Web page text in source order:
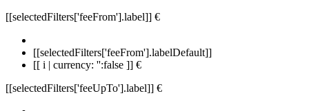
[[selectedFilters['feeFrom'].label]] €
[[selectedFilters['feeFrom'].labelDefault]]
[[ i | currency: '':false ]] €
[[selectedFilters['feeUpTo'].label]] €